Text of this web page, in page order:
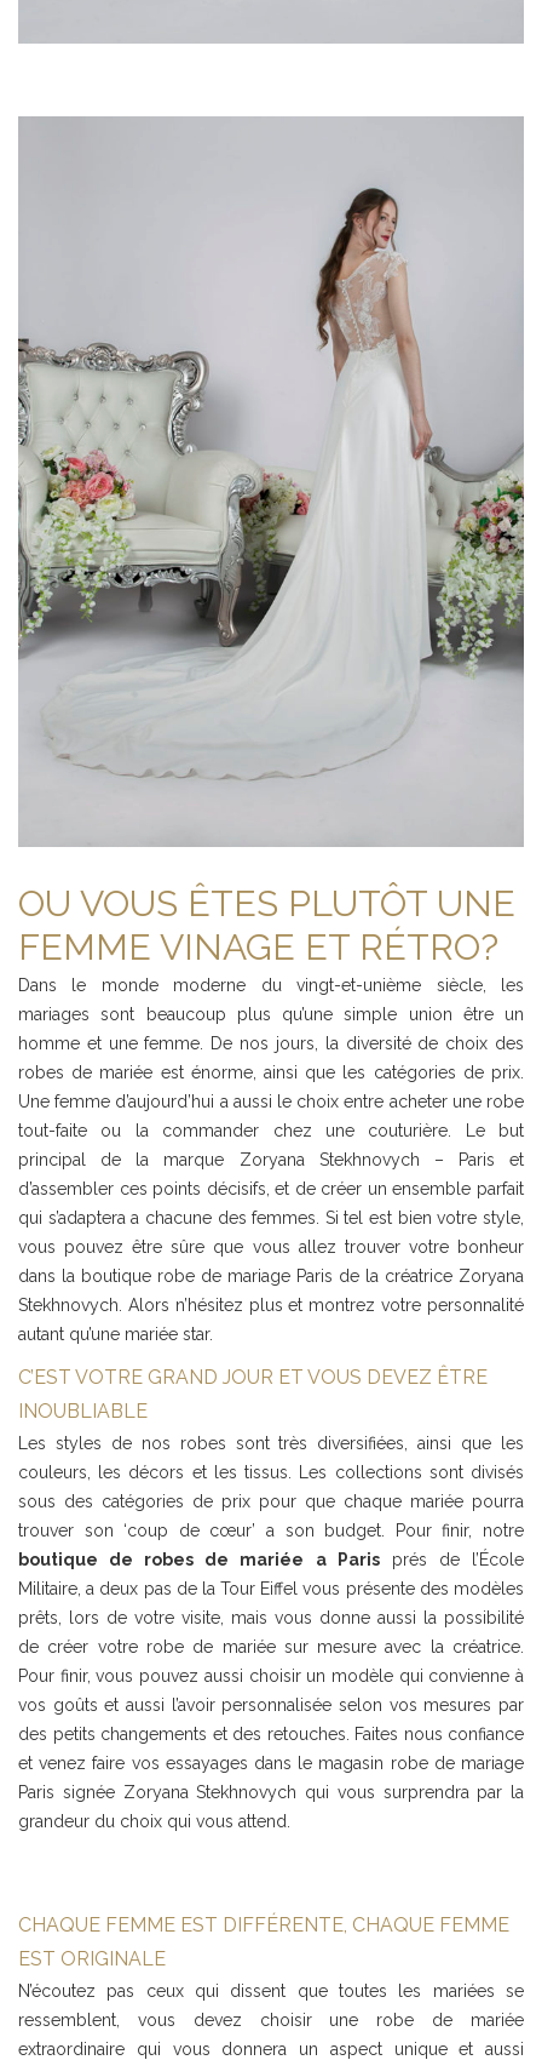
OU VOUS ÊTES PLUTÔT UNE
FEMME VINAGE ET RÉTRO?
Dans le monde moderne du vingt-et-unième siècle, les
mariages sont beaucoup plus qu’une simple union être un
homme et une femme. De nos jours, la diversité de choix des
robes de mariée est énorme, ainsi que les catégories de prix.
Une femme d’aujourd’hui a aussi le choix entre acheter une robe
tout-faite ou la commander chez une couturière. Le but
principal de la marque Zoryana Stekhnovych – Paris et
d’assembler ces points décisifs, et de créer un ensemble parfait
qui s’adaptera a chacune des femmes. Si tel est bien votre style,
vous pouvez être sûre que vous allez trouver votre bonheur
dans la boutique robe de mariage Paris de la créatrice Zoryana
Stekhnovych. Alors n’hésitez plus et montrez votre personnalité
autant qu’une mariée star.
C’EST VOTRE GRAND JOUR ET VOUS DEVEZ ÊTRE
INOUBLIABLE
Les styles de nos robes sont très diversifiées, ainsi que les
couleurs, les décors et les tissus. Les collections sont divisés
sous des catégories de prix pour que chaque mariée pourra
trouver son ‘coup de cœur’ a son budget. Pour finir, notre
boutique de robes de mariée a Parisprés de l’École
Militaire, a deux pas de la Tour Eiffel vous présente des modèles
prêts, lors de votre visite, mais vous donne aussi la possibilité
de créer votre robe de mariée sur mesure avec la créatrice.
Pour finir, vous pouvez aussi choisir un modèle qui convienne à
vos goûts et aussi l’avoir personnalisée selon vos mesures par
des petits changements et des retouches. Faites nous confiance
et venez faire vos essayages dans le magasin robe de mariage
Paris signée Zoryana Stekhnovych qui vous surprendra par la
grandeur du choix qui vous attend.
CHAQUE FEMME EST DIFFÉRENTE, CHAQUE FEMME
EST ORIGINALE
N’écoutez pas ceux qui dissent que toutes les mariées se
ressemblent, vous devez choisir une robe de mariée
extraordinaire qui vous donnera un aspect unique et aussi